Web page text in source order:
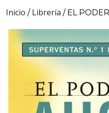
Inicio / Librería / EL